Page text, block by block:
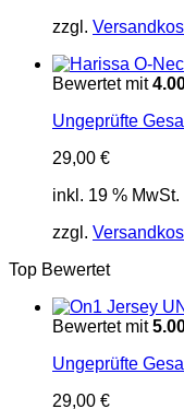
zzgl.
Bewertet mit
Ungeprüfte
29,00 €
inkl. 19 % MwSt.
zzgl.
Top Bewertet
Bewertet mit
Ungeprüfte
29,00 €